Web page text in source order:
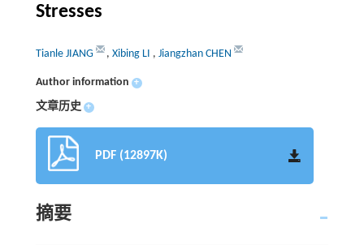
Stresses
Tianle JIANG , Xibing LI , Jiangzhan CHEN
Author information +
文章历史 +
PDF (12897K)
摘要